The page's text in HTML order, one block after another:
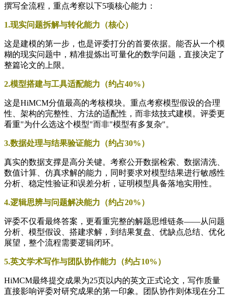
撰写全流程，重点考察以下5项核心能力：
1.现实问题拆解与转化能力（核心）
这是建模的第一步，也是评委打分的首要依据。能否从一个模
糊的现实问题中，精准提炼出可量化的数学问题，直接决定了
整篇论文的上限。
2.模型搭建与工具适配能力（约占40%）
这是HiMCM分值最高的考核模块。重点考察模型假设的合理
性、架构的完整性、方法的适配性，而非炫技式建模。评委更
看重"为什么选这个模型"而非"模型有多复杂"。
3.数据处理与结果验证能力（约占30%）
真实的数据支撑是高分关键。考察公开数据检索、数据清洗、
数值计算、仿真求解的能力，同时要求对模型结果进行敏感性
分析、稳定性验证和误差分析，证明模型具备落地实用性。
4.逻辑思辨与问题解决能力（约占20%）
评委不仅看最终答案，更看重完整的解题思维链条——从问题
分析、模型假设、搭建求解，到结果复盘、优缺点总结、优化
展望，整个流程需要逻辑闭环。
5.英文学术写作与团队协作能力（约占10%）
HiMCM最终提交成果为25页以内的英文正式论文，写作质量
直接影响评委对研究成果的第一印象。团队协作则体现在分工